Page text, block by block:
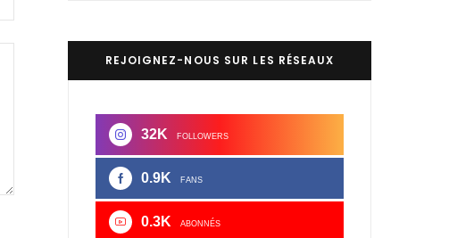
REJOIGNEZ-NOUS SUR LES RÉSEAUX
32K FOLLOWERS
0.9K FANS
0.3K ABONNÉS